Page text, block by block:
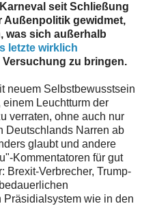
seit Schließung
Außenpolitik gewidmet,
was sich außerhalb
letzte wirklich
Versuchung zu bringen.
neuem Selbstbewusstsein
Leuchtturm der
verraten, ohne auch nur
Deutschlands Narren ab
glaubt und andere
Kommentatoren für gut
Brexit-Verbrecher, Trump-
Präsidialsystem wie in den